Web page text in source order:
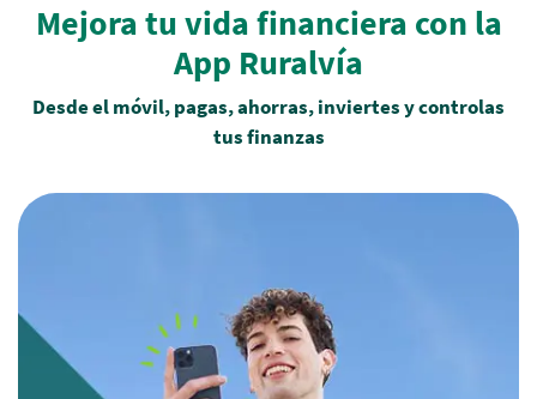
Mejora tu vida financiera con la
App Ruralvía
Desde el móvil, pagas, ahorras, inviertes y controlas
tus finanzas